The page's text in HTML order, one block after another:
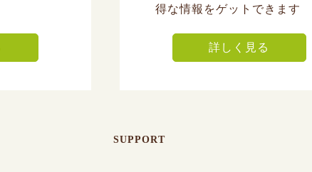
得な情報をゲットできます
詳しく見る
SUPPORT